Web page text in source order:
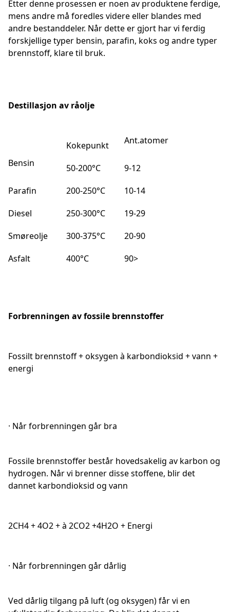
Etter denne prosessen er noen av produktene ferdige,
mens andre må foredles videre eller blandes med
andre bestanddeler. Når dette er gjort har vi ferdig
forskjellige typer bensin, parafin, koks og andre typer
brennstoff, klare til bruk.
Destillasjon av råolje
Kokepunkt
Ant.atomer
Bensin
50-200°C
9-12
Parafin
200-250°C
10-14
Diesel
250-300°C
19-29
Smøreolje
300-375°C
20-90
Asfalt
400°C 90>
Forbrenningen av fossile brennstoffer
Fossilt brennstoff + oksygen à karbondioksid + vann +
energi
· Når forbrenningen går bra
Fossile brennstoffer består hovedsakelig av karbon og
hydrogen. Når vi brenner disse stoffene, blir det
dannet karbondioksid og vann
2CH4 + 4O2 + à 2CO2 +4H2O + Energi
· Når forbrenningen går dårlig
Ved dårlig tilgang på luft (og oksygen) får vi en